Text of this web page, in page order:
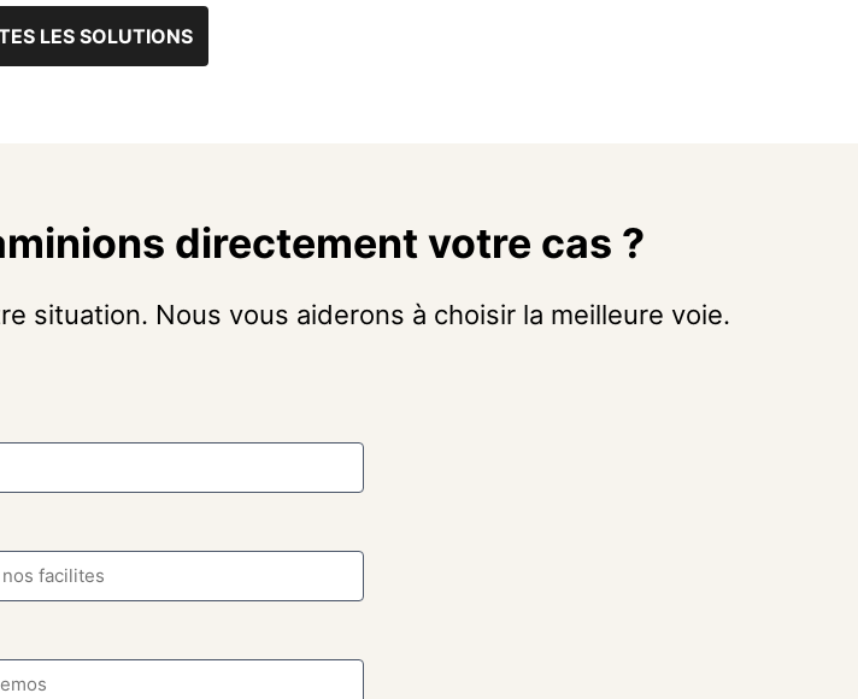
LES SOLUTIONS
directement votre cas ?
situation. Nous vous aiderons à choisir la meilleure voie.